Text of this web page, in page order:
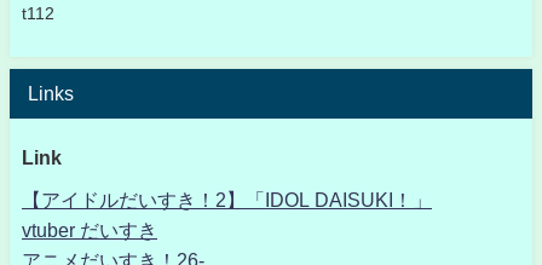
t112
Links
Link
【アイドルだいすき！2】「IDOL DAISUKI！」
vtuber だいすき
アニメだいすき！26-